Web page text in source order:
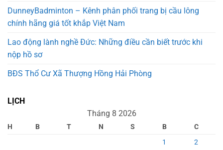
DunneyBadminton – Kênh phân phối trang bị cầu lông
chính hãng giá tốt khắp Việt Nam
Lao động lành nghề Đức: Những điều cần biết trước khi
nộp hồ sơ
BĐS Thổ Cư Xã Thượng Hồng Hải Phòng
LỊCH
Tháng 8 2026
H B T N S B
C
1
2